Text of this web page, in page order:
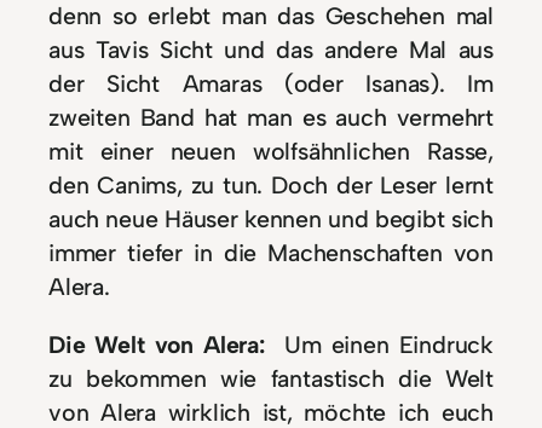
denn so erlebt man das Geschehen mal
aus Tavis Sicht und das andere Mal aus
der Sicht Amaras (oder Isanas). Im
zweiten Band hat man es auch vermehrt
mit einer neuen wolfsähnlichen Rasse,
den Canims, zu tun. Doch der Leser lernt
auch neue Häuser kennen und begibt sich
immer tiefer in die Machenschaften von
Alera.
Die Welt von Alera:Um einen Eindruck
zu bekommen wie fantastisch die Welt
von Alera wirklich ist, möchte ich euch